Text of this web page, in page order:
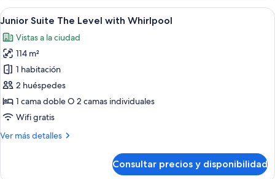
Habitación
Premium
Abrir
todas
las
fotos
de
Junior
Suite
The
with
Un dormitorio moderno con una
6
Junior Suite The Level with Whirlpool
Vistas a la ciudad
114 m²
1 habitación
2 huéspedes
1 cama doble O 2 camas individuales
Wifi gratis
Ver más detalles
Más
Consultar precios y disponibilidad